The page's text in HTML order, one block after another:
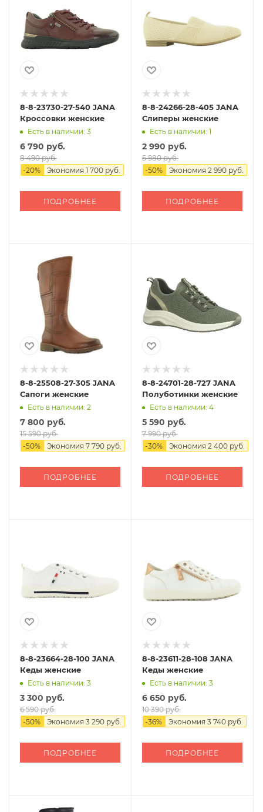
8-8-23730-27-540 JANA
Кроссовки женские
Есть в наличии: 3
6 790 руб.
8 490 руб.
-20% Экономия 1 700 руб.
ПОДРОБНЕЕ
8-8-24266-28-405 JANA
Слиперы женские
Есть в наличии: 1
2 990 руб.
5 980 руб.
-50% Экономия 2 990 руб.
ПОДРОБНЕЕ
8-8-25508-27-305 JANA
Сапоги женские
Есть в наличии: 2
7 800 руб.
15 590 руб.
-50% Экономия 7 790 руб.
ПОДРОБНЕЕ
8-8-24701-28-727 JANA
Полуботинки женские
Есть в наличии: 4
5 590 руб.
7 990 руб.
-30% Экономия 2 400 руб.
ПОДРОБНЕЕ
8-8-23664-28-100 JANA
Кеды женские
Есть в наличии: 3
3 300 руб.
6 590 руб.
-50% Экономия 3 290 руб.
ПОДРОБНЕЕ
8-8-23611-28-108 JANA
Кеды женские
Есть в наличии: 3
6 650 руб.
10 390 руб.
-36% Экономия 3 740 руб.
ПОДРОБНЕЕ